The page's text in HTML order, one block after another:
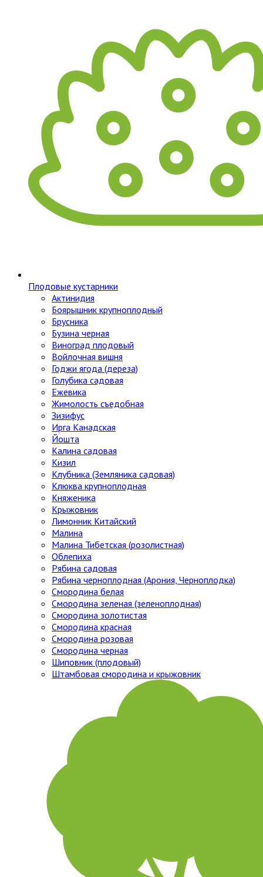
Плодовые кустарники
Актинидия
Боярышник крупноплодный
Брусника
Бузина черная
Виноград плодовый
Войлочная вишня
Годжи ягода (дереза)
Голубика садовая
Ежевика
Жимолость съедобная
Зизифус
Ирга Канадская
Йошта
Калина садовая
Кизил
Клубника (Земляника садовая)
Клюква крупноплодная
Княженика
Крыжовник
Лимонник Китайский
Малина
Малина Тибетская (розолистная)
Облепиха
Рябина садовая
Рябина черноплодная (Арония, Черноплодка)
Смородина белая
Смородина зеленая (зеленоплодная)
Смородина золотистая
Смородина красная
Смородина розовая
Смородина черная
Шиповник (плодовый)
Штамбовая смородина и крыжовник